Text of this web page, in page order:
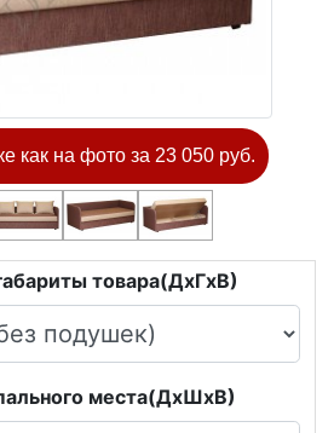
как на фото за 23 050 руб.
товара(ДxГxВ)
места(ДxШxВ)